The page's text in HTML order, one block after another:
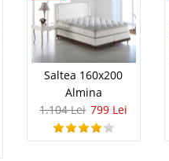
Saltea 160x200
Almina
1.104 Lei 799 Lei